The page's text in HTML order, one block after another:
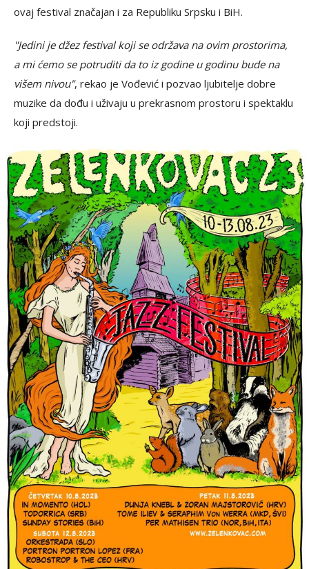
ovaj festival značajan i za Republiku Srpsku i BiH.
"Jedini je džez festival koji se održava na ovim prostorima,
a mi ćemo se potruditi da to iz godine u godinu bude na
višem nivou", rekao je Vođević i pozvao ljubitelje dobre
muzike da dođu i uživaju u prekrasnom prostoru i spektaklu
koji predstoji.